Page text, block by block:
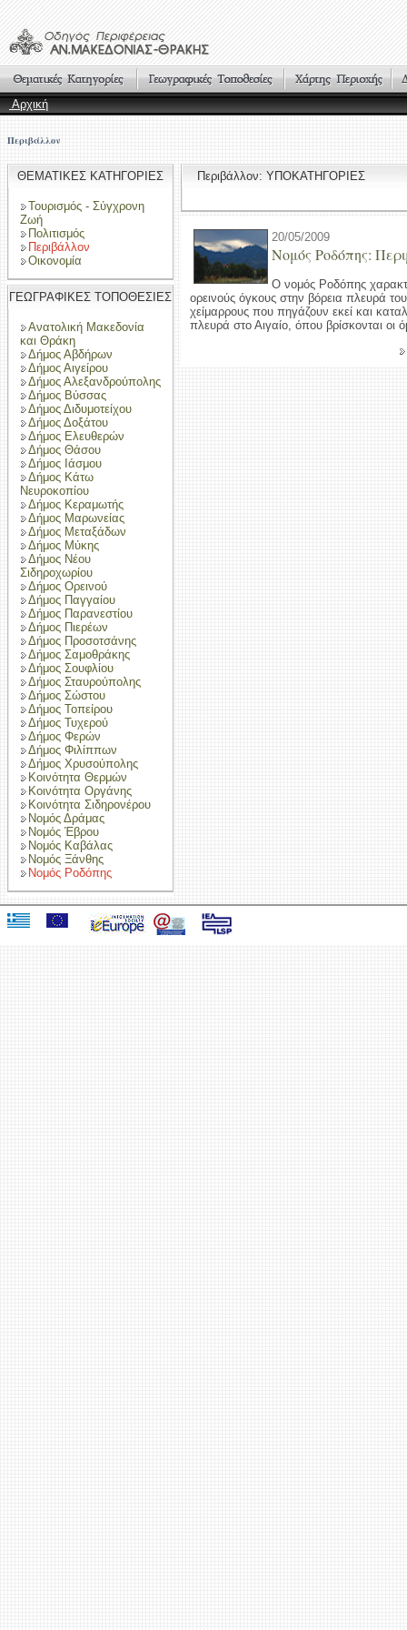
Αρχική
Περιβάλλον
ΘΕΜΑΤΙΚΕΣ ΚΑΤΗΓΟΡΙΕΣ
Τουρισμός - Σύγχρονη
Ζωή
Πολιτισμός
Περιβάλλον
Οικονομία
ΓΕΩΓΡΑΦΙΚΕΣ ΤΟΠΟΘΕΣΙΕΣ
Ανατολική Μακεδονία
και Θράκη
Δήμος Αβδήρων
Δήμος Αιγείρου
Δήμος Αλεξανδρούπολης
Δήμος Βύσσας
Δήμος Διδυμοτείχου
Δήμος Δοξάτου
Δήμος Ελευθερών
Δήμος Θάσου
Δήμος Ιάσμου
Δήμος Κάτω
Νευροκοπίου
Δήμος Κεραμωτής
Δήμος Μαρωνείας
Δήμος Μεταξάδων
Δήμος Μύκης
Δήμος Νέου
Σιδηροχωρίου
Δήμος Ορεινού
Δήμος Παγγαίου
Δήμος Παρανεστίου
Δήμος Πιερέων
Δήμος Προσοτσάνης
Δήμος Σαμοθράκης
Δήμος Σουφλίου
Δήμος Σταυρούπολης
Δήμος Σώστου
Δήμος Τοπείρου
Δήμος Τυχερού
Δήμος Φερών
Δήμος Φιλίππων
Δήμος Χρυσούπολης
Κοινότητα Θερμών
Κοινότητα Οργάνης
Κοινότητα Σιδηρονέρου
Νομός Δράμας
Νομός Έβρου
Νομός Καβάλας
Νομός Ξάνθης
Νομός Ροδόπης
Περιβάλλον: ΥΠΟΚΑΤΗΓΟΡΙΕΣ
20/05/2009
Νομός Ροδόπης:
Ο νομός Ροδόπης
ορεινούς όγκους στην βόρεια πλευρά
χείμαρρους που πηγάζουν εκεί και
πλευρά στο Αιγαίο, όπου βρίσκονται οι